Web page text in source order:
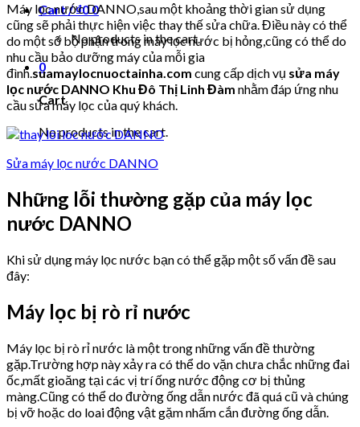
Cart /₫00
No products in the cart.
0
Cart
No products in the cart.
Máy lọc nước DANNO,sau một khoảng thời gian sử dụng
cũng sẽ phải thực hiện việc thay thế sửa chữa. Điều này có thể
do một số bộ phận trong máy lọc nước bị hỏng,cũng có thể do
nhu cầu bảo dưỡng máy của mỗi gia
đình.suamaylocnuoctainha.com cung cấp dịch vụ sửa máy
lọc nước DANNO Khu Đô Thị Linh Đàm nhằm đáp ứng nhu
cầu sửa máy lọc của quý khách.
Sửa máy lọc nước DANNO
Những lỗi thường gặp của máy lọc
nước DANNO
Khi sử dụng máy lọc nước bạn có thể gặp một số vấn đề sau
đây:
Máy lọc bị rò rỉ nước
Máy lọc bị rò rỉ nước là một trong những vấn đề thường
gặp.Trường hợp này xảy ra có thể do vặn chưa chắc những đai
ốc,mất gioăng tại các vị trí ống nước động cơ bị thủng
màng.Cũng có thể do đường ống dẫn nước đã quá cũ và chúng
bị vỡ hoặc do loai động vật gặm nhấm cắn đường ống dẫn.